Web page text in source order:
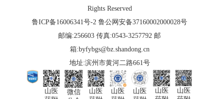
Rights Reserved
鲁ICP备16006341号-2 鲁公网安备37160002000028号
邮编:256603 传真:0543-3257792 邮
箱:byfybgs@bz.shandong.cn
地址:滨州市黄河二路661号
山医
微信
山医
山医
山医
山医
山医